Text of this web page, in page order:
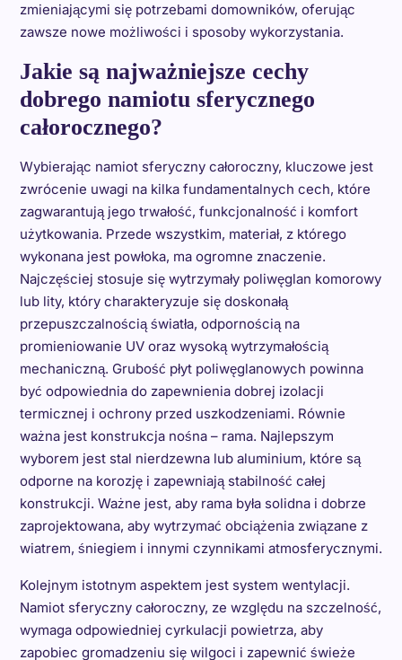
zmieniającymi się potrzebami domowników, oferując
zawsze nowe możliwości i sposoby wykorzystania.
Jakie są najważniejsze cechy
dobrego namiotu sferycznego
całorocznego?
Wybierając namiot sferyczny całoroczny, kluczowe jest
zwrócenie uwagi na kilka fundamentalnych cech, które
zagwarantują jego trwałość, funkcjonalność i komfort
użytkowania. Przede wszystkim, materiał, z którego
wykonana jest powłoka, ma ogromne znaczenie.
Najczęściej stosuje się wytrzymały poliwęglan komorowy
lub lity, który charakteryzuje się doskonałą
przepuszczalnością światła, odpornością na
promieniowanie UV oraz wysoką wytrzymałością
mechaniczną. Grubość płyt poliwęglanowych powinna
być odpowiednia do zapewnienia dobrej izolacji
termicznej i ochrony przed uszkodzeniami. Równie
ważna jest konstrukcja nośna – rama. Najlepszym
wyborem jest stal nierdzewna lub aluminium, które są
odporne na korozję i zapewniają stabilność całej
konstrukcji. Ważne jest, aby rama była solidna i dobrze
zaprojektowana, aby wytrzymać obciążenia związane z
wiatrem, śniegiem i innymi czynnikami atmosferycznymi.
Kolejnym istotnym aspektem jest system wentylacji.
Namiot sferyczny całoroczny, ze względu na szczelność,
wymaga odpowiedniej cyrkulacji powietrza, aby
zapobiec gromadzeniu się wilgoci i zapewnić świeże